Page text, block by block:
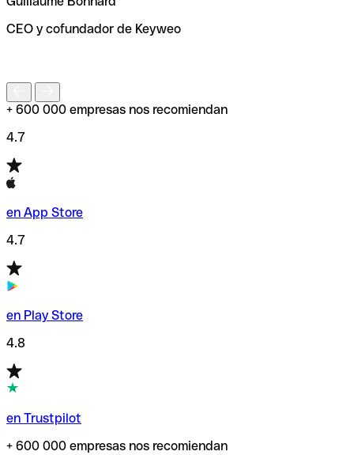
de enviar tu transferencia.
CEO y cofundador de Keyweo
+ 600 000 empresas nos recomiendan
4.7
en App Store
4.7
en Play Store
4.8
en Trustpilot
+ 600 000 empresas nos recomiendan